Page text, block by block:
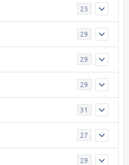
25
29
29
29
31
27
29